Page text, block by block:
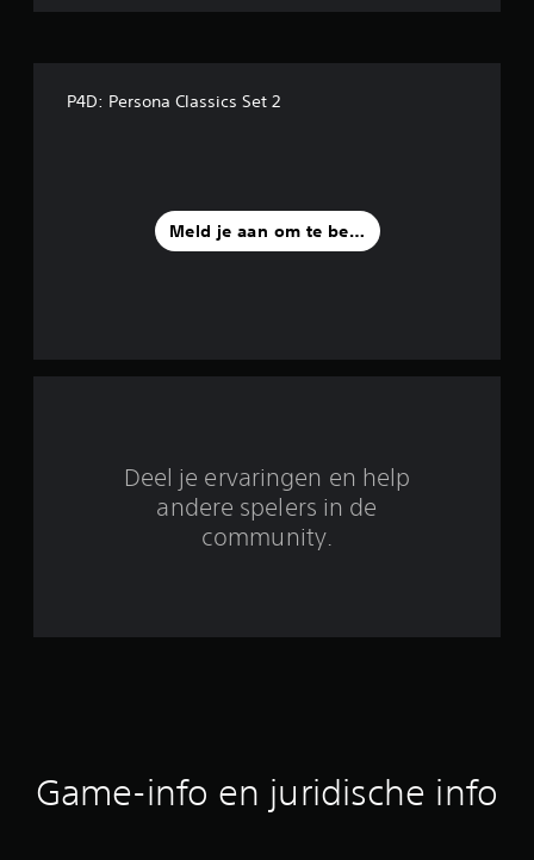
r
b
e
n
P4D: Persona Classics Set 2
Meld je aan om te beoordelen
Deel je ervaringen en help
andere spelers in de
community.
Game-info en juridische info